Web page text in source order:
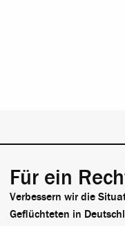
Für ein
Verbessern wir die
Geflüchteten in